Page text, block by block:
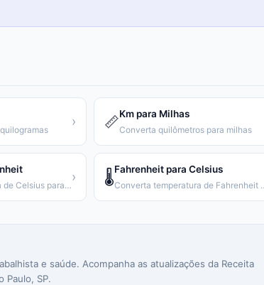
› 📏Km para Milhas
Converta quilômetros para milhas
Converta temperatura de Celsius para Fahrenheit
› 🌡️Fahrenheit para Celsius
Converta
e saúde. Acompanha as atualizações da Receita
Paulo, SP.